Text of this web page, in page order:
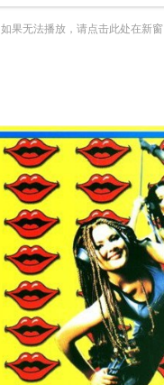
如果无法播放，请点击此处在新